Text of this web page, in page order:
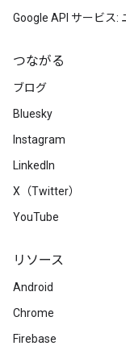
Google API サービス:
つながる
ブログ
Bluesky
Instagram
LinkedIn
X（Twitter）
YouTube
リソース
Android
Chrome
Firebase